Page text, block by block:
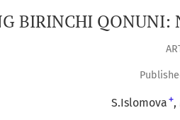
BIRINCHI QONUNI:
S.Islomova +